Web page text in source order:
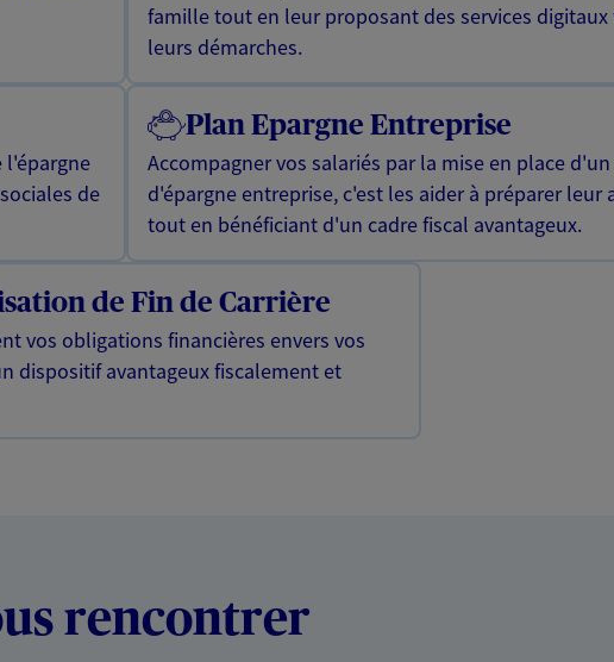
famille tout en leur proposant des services
leurs démarches.
l'épargne
de
Plan Epargne Entreprise
Accompagner vos salariés par la mise en place
d'épargne entreprise, c'est les aider à préparer leur
tout en bénéficiant d'un cadre fiscal avantageux.
de Fin de Carrière
vos obligations financières envers vos
dispositif avantageux fiscalement et
rencontrer